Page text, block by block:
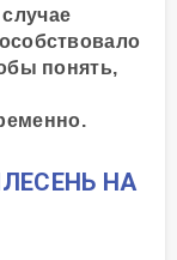
понять,
НА